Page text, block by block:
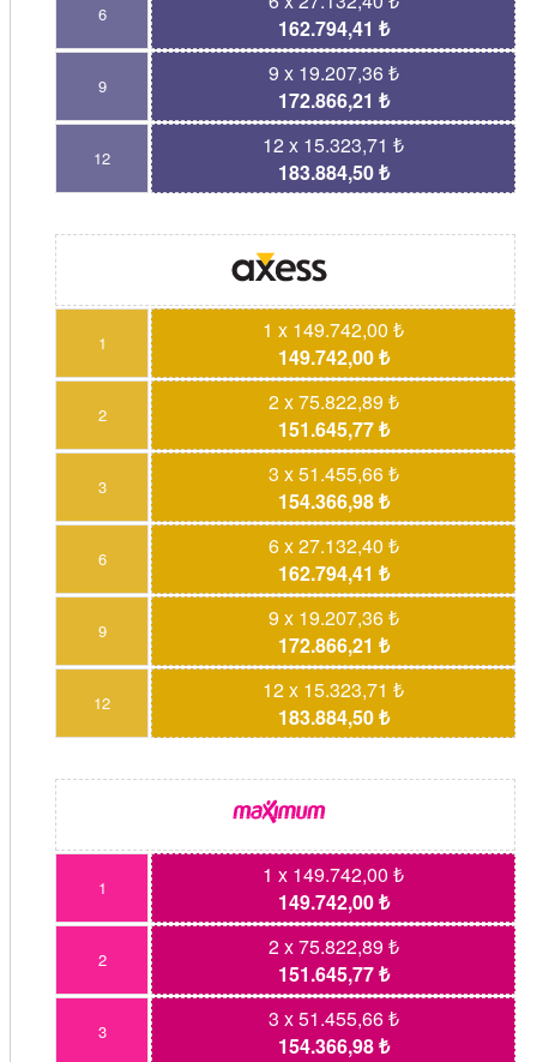
6
162.794,41 ₺
9
9 x 19.207,36 ₺
172.866,21 ₺
12
12 x 15.323,71 ₺
183.884,50 ₺
1
1 x 149.742,00 ₺
149.742,00 ₺
2
2 x 75.822,89 ₺
151.645,77 ₺
3
3 x 51.455,66 ₺
154.366,98 ₺
6
6 x 27.132,40 ₺
162.794,41 ₺
9
9 x 19.207,36 ₺
172.866,21 ₺
12
12 x 15.323,71 ₺
183.884,50 ₺
1
1 x 149.742,00 ₺
149.742,00 ₺
2
2 x 75.822,89 ₺
151.645,77 ₺
3
3 x 51.455,66 ₺
154.366,98 ₺